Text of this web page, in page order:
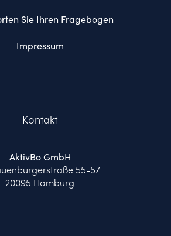
Sie Ihren Fragebogen
Impressum
Kontakt
AktivBo GmbH
55-57
20095 Hamburg